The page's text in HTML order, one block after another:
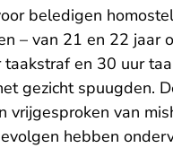
beledigen homostel
– van 21 en 22 jaar
en 30 uur
gezicht spuugden.
vrijgesproken van
hebben